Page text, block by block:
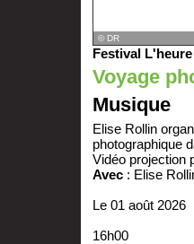
© DR
Festival
Voyage
Musique
Elise Rollin
photographique
Vidéo projection
Avec : Elise
Le 01 août 2026
16h00